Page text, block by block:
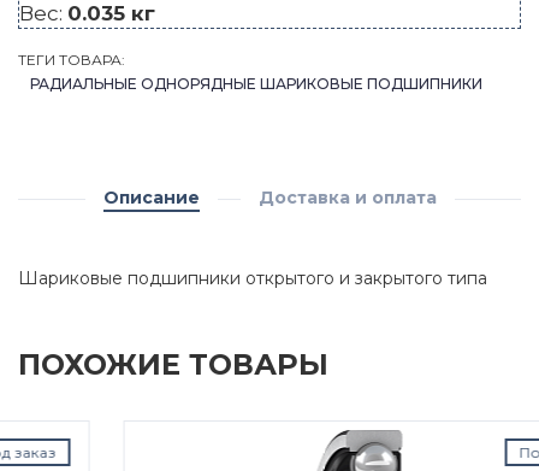
Вес: 0.035 кг
ТЕГИ ТОВАРА:
РАДИАЛЬНЫЕ ОДНОРЯДНЫЕ ШАРИКОВЫЕ ПОДШИПНИКИ
Описание Доставка и оплата
Шариковые подшипники открытого и закрытого типа
ПОХОЖИЕ ТОВАРЫ